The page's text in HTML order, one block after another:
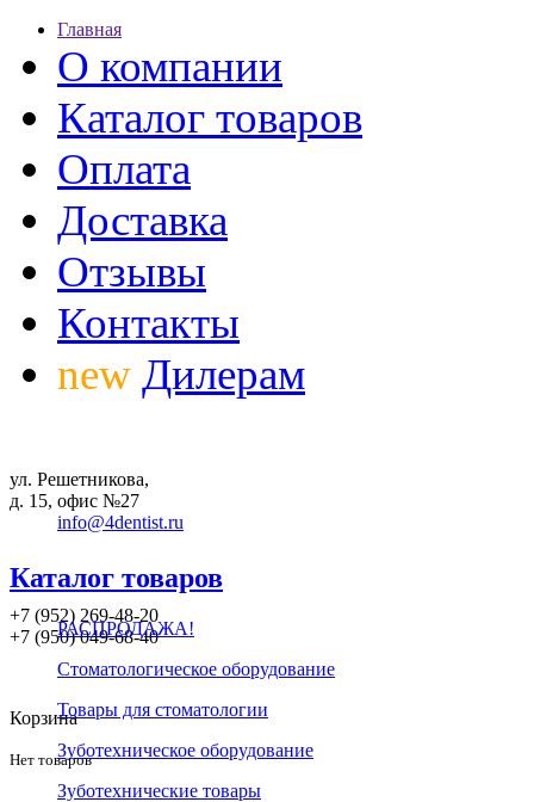
Главная
О компании
Каталог товаров
Оплата
Доставка
Отзывы
Контакты
new Дилерам
ул. Решетникова,
д. 15, офис №27
info@4dentist.ru
+7 (952) 269-48-20
‪+7 (950) 049-68-40
Корзина
Нет товаров
Каталог товаров
РАСПРОДАЖА!
Стоматологическое оборудование
Товары для стоматологии
Зуботехническое оборудование
Зуботехнические товары